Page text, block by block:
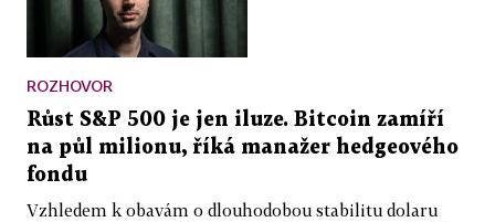
ROZHOVOR
Růst S&P 500 je jen iluze. Bitcoin zamíří
na půl milionu, říká manažer hedgeového
fondu
Vzhledem k obavám o dlouhodobou stabilitu dolaru